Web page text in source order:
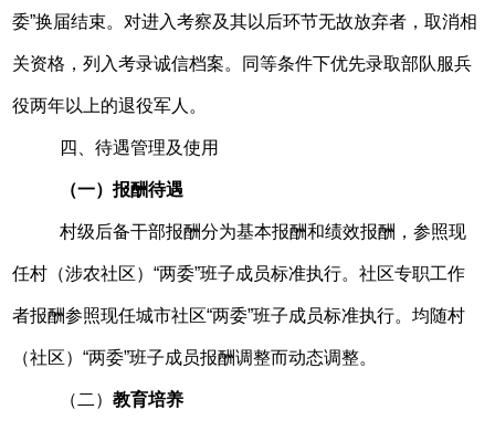
委”换届结束。对进入考察及其以后环节无故放弃者，取消相
关资格，列入考录诚信档案。同等条件下优先录取部队服兵
役两年以上的退役军人。
四、待遇管理及使用
（一）报酬待遇
村级后备干部报酬分为基本报酬和绩效报酬，参照现
任村（涉农社区）“两委”班子成员标准执行。社区专职工作
者报酬参照现任城市社区“两委”班子成员标准执行。均随村
（社区）“两委”班子成员报酬调整而动态调整。
（二）教育培养